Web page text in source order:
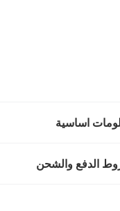
اساسية
الدفع والشحن